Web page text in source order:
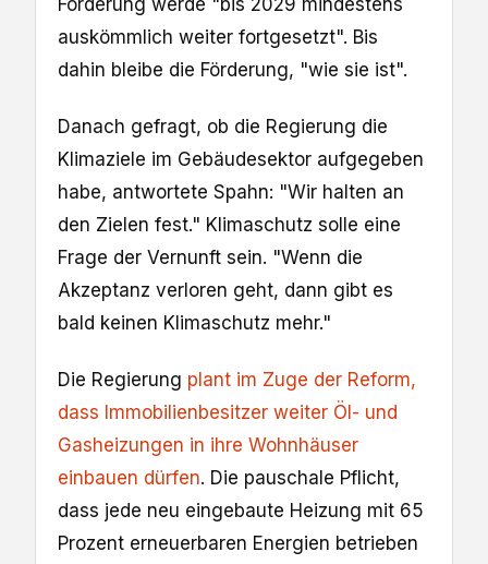
Förderung werde "bis 2029 mindestens
auskömmlich weiter fortgesetzt". Bis
dahin bleibe die Förderung, "wie sie ist".
Danach gefragt, ob die Regierung die
Klimaziele im Gebäudesektor aufgegeben
habe, antwortete Spahn: "Wir halten an
den Zielen fest." Klimaschutz solle eine
Frage der Vernunft sein. "Wenn die
Akzeptanz verloren geht, dann gibt es
bald keinen Klimaschutz mehr."
Die Regierung plant im Zuge der Reform,
dass Immobilienbesitzer weiter Öl- und
Gasheizungen in ihre Wohnhäuser
einbauen dürfen. Die pauschale Pflicht,
dass jede neu eingebaute Heizung mit 65
Prozent erneuerbaren Energien betrieben